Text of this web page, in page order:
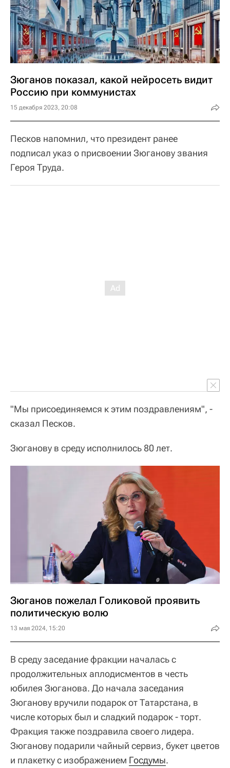
Зюганов показал, какой нейросеть видит
Россию при коммунистах
15 декабря 2023, 20:08
Песков напомнил, что президент ранее
подписал указ о присвоении Зюганову звания
Героя Труда.
"Мы присоединяемся к этим поздравлениям", -
сказал Песков.
Зюганову в среду исполнилось 80 лет.
Зюганов пожелал Голиковой проявить
политическую волю
13 мая 2024, 15:20
В среду заседание фракции началась с
продолжительных аплодисментов в честь
юбилея Зюганова. До начала заседания
Зюганову вручили подарок от Татарстана, в
числе которых был и сладкий подарок - торт.
Фракция также поздравила своего лидера.
Зюганову подарили чайный сервиз, букет цветов
и плакетку с изображением Госдумы.